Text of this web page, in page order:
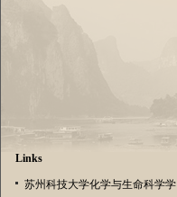
Links
苏州科技大学化学与生命科学学